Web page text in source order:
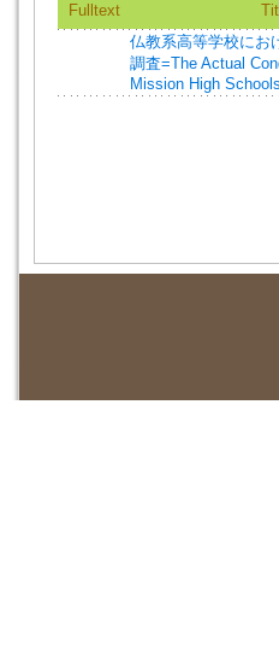
Fulltext
仏教系高等学校にお
調査=The Actual
Mission High Schools